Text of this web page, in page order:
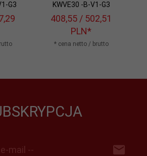
G3 KWVE30 -B-V1-G3
408,55 / 502,51
PLN*
* cena netto / brutto
mail --